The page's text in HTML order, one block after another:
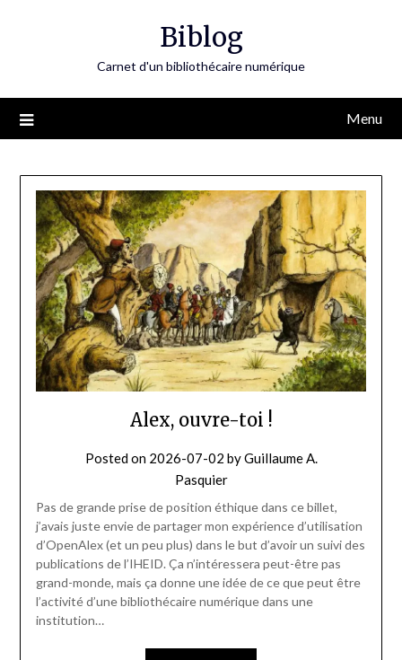
Biblog
Carnet d'un bibliothécaire numérique
Menu
Alex, ouvre-toi !
Posted on 2026-07-02 byGuillaume A.
Pasquier
Pas de grande prise de position éthique dans ce billet,
j’avais juste envie de partager mon expérience d’utilisation
d’OpenAlex (et un peu plus) dans le but d’avoir un suivi des
publications de l’IHEID. Ça n’intéressera peut-être pas
grand-monde, mais ça donne une idée de ce que peut être
l’activité d’une bibliothécaire numérique dans une
institution…